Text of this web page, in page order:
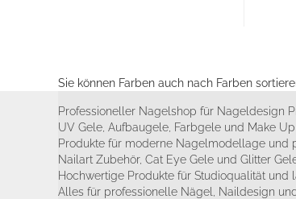
Sie können Farben auch nach Farben
Professioneller Nagelshop für Nageldesign
UV Gele, Aufbaugele, Farbgele und Make Up
Produkte für moderne Nagelmodellage und
Nailart Zubehör, Cat Eye Gele und Glitter
Hochwertige Produkte für Studioqualität und
Alles für professionelle Nägel, Naildesign